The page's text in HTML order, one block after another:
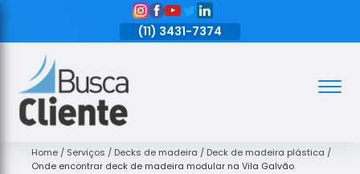
(11) 3431-7374
Assoalhos
de Madeira
Home Serviços Decks de madeira
Deck de madeira plástica
Onde encontrar deck de madeira modular na Vila Galvão